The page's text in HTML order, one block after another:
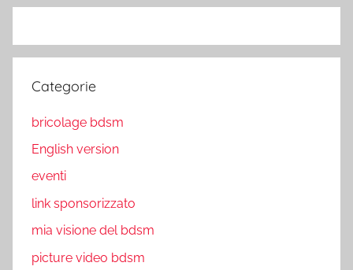
Categorie
bricolage bdsm
English version
eventi
link sponsorizzato
mia visione del bdsm
picture video bdsm